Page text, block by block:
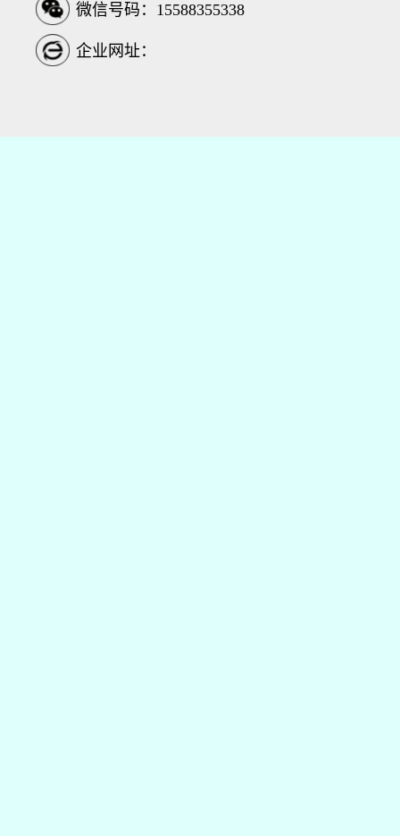
微信号码：15588355338
企业网址：